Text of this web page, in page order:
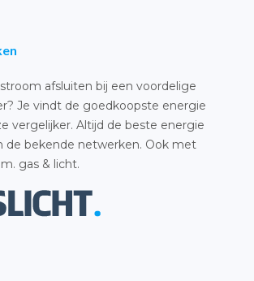
afsluiten bij een voordelige
Je vindt de goedkoopste energie
vergelijker. Altijd de beste energie
de bekende netwerken. Ook met
gas & licht.